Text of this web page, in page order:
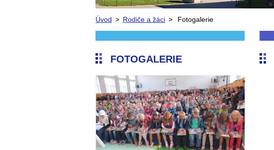
Úvod > Rodiče a žáci > Fotogalerie
FOTOGALERIE